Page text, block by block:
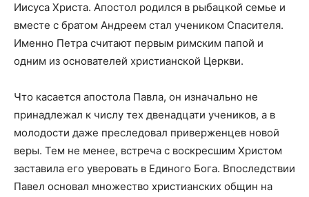
Иисуса Христа. Апостол родился в рыбацкой семье и
вместе с братом Андреем стал учеником Спасителя.
Именно Петра считают первым римским папой и
одним из основателей христианской Церкви.
Что касается апостола Павла, он изначально не
принадлежал к числу тех двенадцати учеников, а в
молодости даже преследовал приверженцев новой
веры. Тем не менее, встреча с воскресшим Христом
заставила его уверовать в Единого Бога. Впоследствии
Павел основал множество христианских общин на